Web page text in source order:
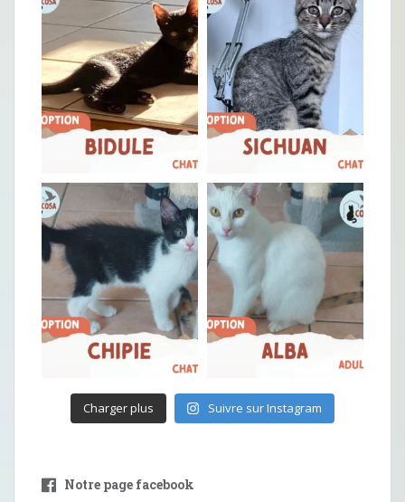
Charger plus Suivre sur Instagram
Notre page facebook